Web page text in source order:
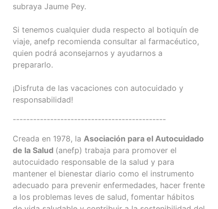
subraya Jaume Pey.
Si tenemos cualquier duda respecto al botiquín de
viaje, anefp recomienda consultar al farmacéutico,
quien podrá aconsejarnos y ayudarnos a
prepararlo.
¡Disfruta de las vacaciones con autocuidado y
responsabilidad!
---------------------------------------------
Creada en 1978, la Asociación para el Autocuidado
de la Salud (anefp) trabaja para promover el
autocuidado responsable de la salud y para
mantener el bienestar diario como el instrumento
adecuado para prevenir enfermedades, hacer frente
a los problemas leves de salud, fomentar hábitos